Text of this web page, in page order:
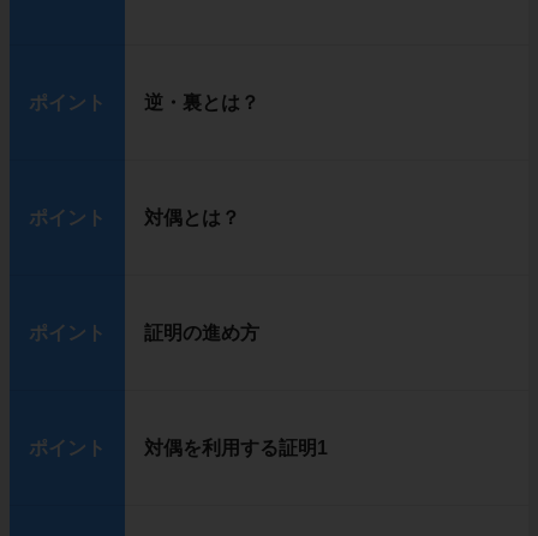
ポイント 逆・裏とは？
ポイント 対偶とは？
ポイント 証明の進め方
ポイント 対偶を利用する証明1